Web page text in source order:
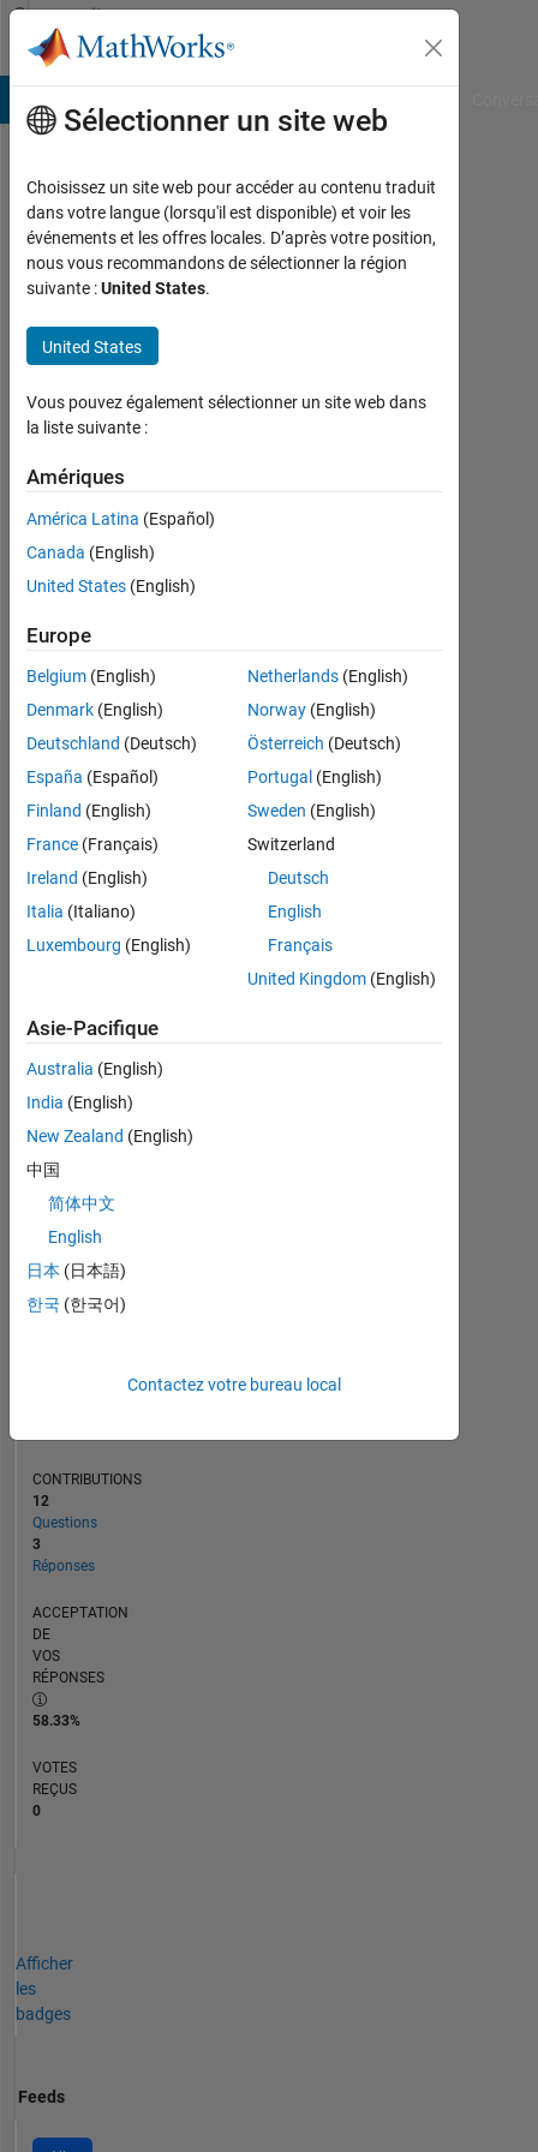
Passer au contenu
Community
Profile
Carlos
Batista
USP
Actif
depuis
Followers:
Following:
Message
Tableau de bord
Statistiques
MATLAB Answers
CONTRIBUTIONS L
-2
-1
1
2
3
4
7
8
9
06/14
09/15
12/16
03/18
09/20
12/21
03/23
09/25
11/15
04/17
09/18
02/20
07/21
12/22
05/24
10/25 02/16
82
964
CONTRIBUTIONS
12
Questions
3
Réponses
ACCEPTATION
DE
VOS
RÉPONSES
58.33%
VOTES
REÇUS
0
Afficher
les
badges
Feeds
Sélectionner un site web
Choisissez un site web pour accéder au contenu traduit
dans votre langue (lorsqu'il est disponible) et voir les
événements et les offres locales. D’après votre position,
nous vous recommandons de sélectionner la région
suivante :United States.
United States
Vous pouvez également sélectionner un site web dans
la liste suivante :
Amériques
América Latina (Español)
Canada (English)
United States (English)
Europe
Belgium (English)
Denmark (English)
Deutschland (Deutsch)
España (Español)
Finland (English)
France (Français)
Ireland (English)
Italia (Italiano)
Luxembourg (English)
Netherlands(English)
Norway(English)
Österreich (Deutsch)
Portugal (English)
Sweden (English)
Switzerland
Deutsch
English
Français
United Kingdom(English)
Asie-Pacifique
Australia (English)
India (English)
New Zealand (English)
中国
简体中文
English
日本 (日本語)
한국 (한국어)
Contactez votre bureau local